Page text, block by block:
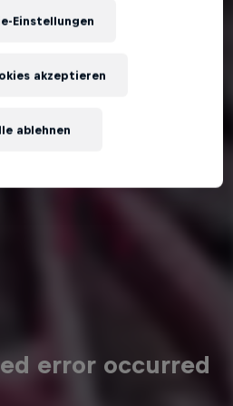
error occurred
Einstellungen
ablehnen
akzeptieren